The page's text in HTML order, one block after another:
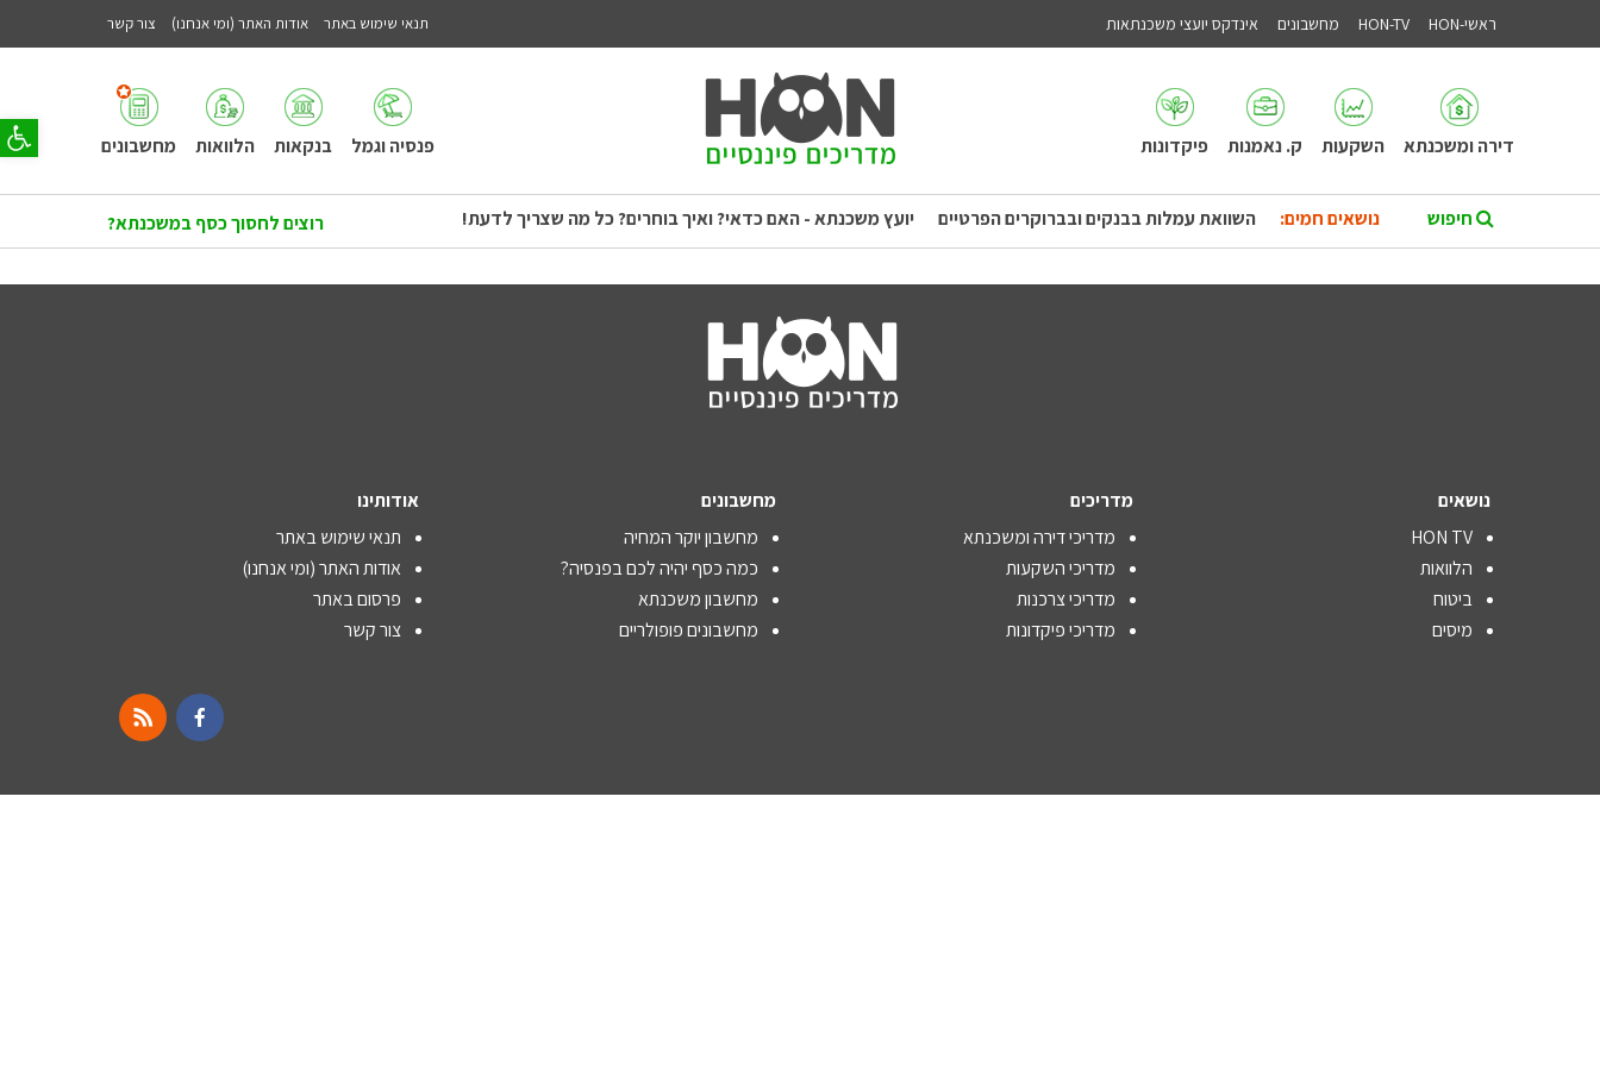
פתח
תנאי שימוש באתר אודות האתר (ומי אנחנו) צור קשר ראשי-HON HON-TV מחשבונים אינדקס יועצי משכנתאות
דירה ומשכנתא השקעות ק. נאמנות פיקדונות פנסיה וגמל בנקאות הלוואות מחשבונים
נושאים חמים: רוצים לחסוך כסף במשכנתא? השוואת עמלות בבנקים ובברוקרים הפרטיים יועץ משכנתא - האם כדאי? ואיך בוחרים? כל מה שצריך לדעת!
נושאים
HON TV
הלוואות
ביטוח
מיסים
מדריכים
מדריכי דירה ומשכנתא
מדריכי השקעות
מדריכי צרכנות
מדריכי פיקדונות
מחשבונים
מחשבון יוקר המחיה
כמה כסף יהיה לכם בפנסיה?
מחשבון משכנתא
מחשבונים פופולריים
אודותינו
תנאי שימוש באתר
אודות האתר (ומי אנחנו)
פרסום באתר
צור קשר